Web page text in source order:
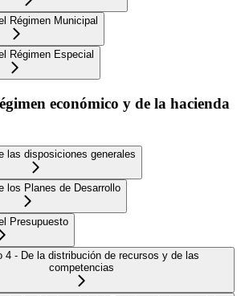
Régimen Municipal
Régimen Especial
económico y de la hacienda
las disposiciones generales
los Planes de Desarrollo
Presupuesto
4 - De la distribución de recursos y de las
competencias